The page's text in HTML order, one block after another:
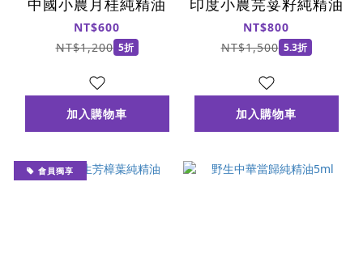
中國小農月桂純精油
NT$600
NT$1,200 5折
加入購物車
印度小農芫荽籽純精油
NT$800
NT$1,500 5.3折
加入購物車
會員獨享